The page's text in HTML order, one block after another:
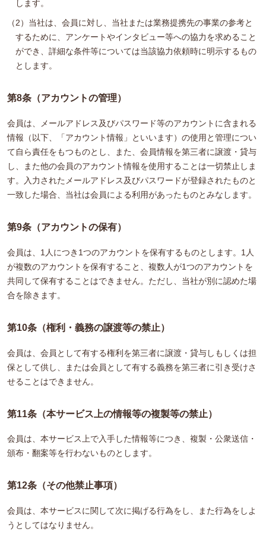
します。
（2）当社は、会員に対し、当社または業務提携先の事業の参考と
するために、アンケートやインタビュー等への協力を求めること
ができ、詳細な条件等については当該協力依頼時に明示するもの
とします。
第8条（アカウントの管理）
会員は、メールアドレス及びパスワード等のアカウントに含まれる
情報（以下、「アカウント情報」といいます）の使用と管理につい
て自ら責任をもつものとし、また、会員情報を第三者に譲渡・貸与
し、また他の会員のアカウント情報を使用することは一切禁止しま
す。入力されたメールアドレス及びパスワードが登録されたものと
一致した場合、当社は会員による利用があったものとみなします。
第9条（アカウントの保有）
会員は、1人につき1つのアカウントを保有するものとします。1人
が複数のアカウントを保有すること、複数人が1つのアカウントを
共同して保有することはできません。ただし、当社が別に認めた場
合を除きます。
第10条（権利・義務の譲渡等の禁止）
会員は、会員として有する権利を第三者に譲渡・貸与しもしくは担
保として供し、または会員として有する義務を第三者に引き受けさ
せることはできません。
第11条（本サービス上の情報等の複製等の禁止）
会員は、本サービス上で入手した情報等につき、複製・公衆送信・
頒布・翻案等を行わないものとします。
第12条（その他禁止事項）
会員は、本サービスに関して次に掲げる行為をし、また行為をしよ
うとしてはなりません。